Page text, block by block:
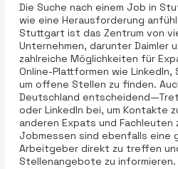
Die Suche nach einem Job in
wie eine Herausforderung
Stuttgart ist das Zentrum von
Unternehmen, darunter Daimler
zahlreiche Möglichkeiten für
Online-Plattformen wie
um offene Stellen zu finden.
Deutschland
oder LinkedIn bei, um Kontakte
anderen Expats und Fachleuten
Jobmessen sind ebenfalls eine
Arbeitgeber direkt zu treffen
Stellenangebote zu informieren.